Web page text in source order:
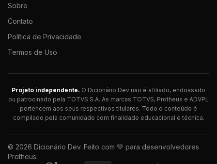
Sobre
Contato
Política de Privacidade
Termos de Uso
Projeto independente. O Dicionário Dev não é afiliado, endossado
ou patrocinado pela TOTVS S.A. As marcas TOTVS, Protheus e ADVPL
pertencem aos seus respectivos titulares. Todo o conteúdo é
compilado pela comunidade com finalidade educacional e técnica.
© 2026 Dicionário Dev. Feito com 💚 para desenvolvedores
Protheus.